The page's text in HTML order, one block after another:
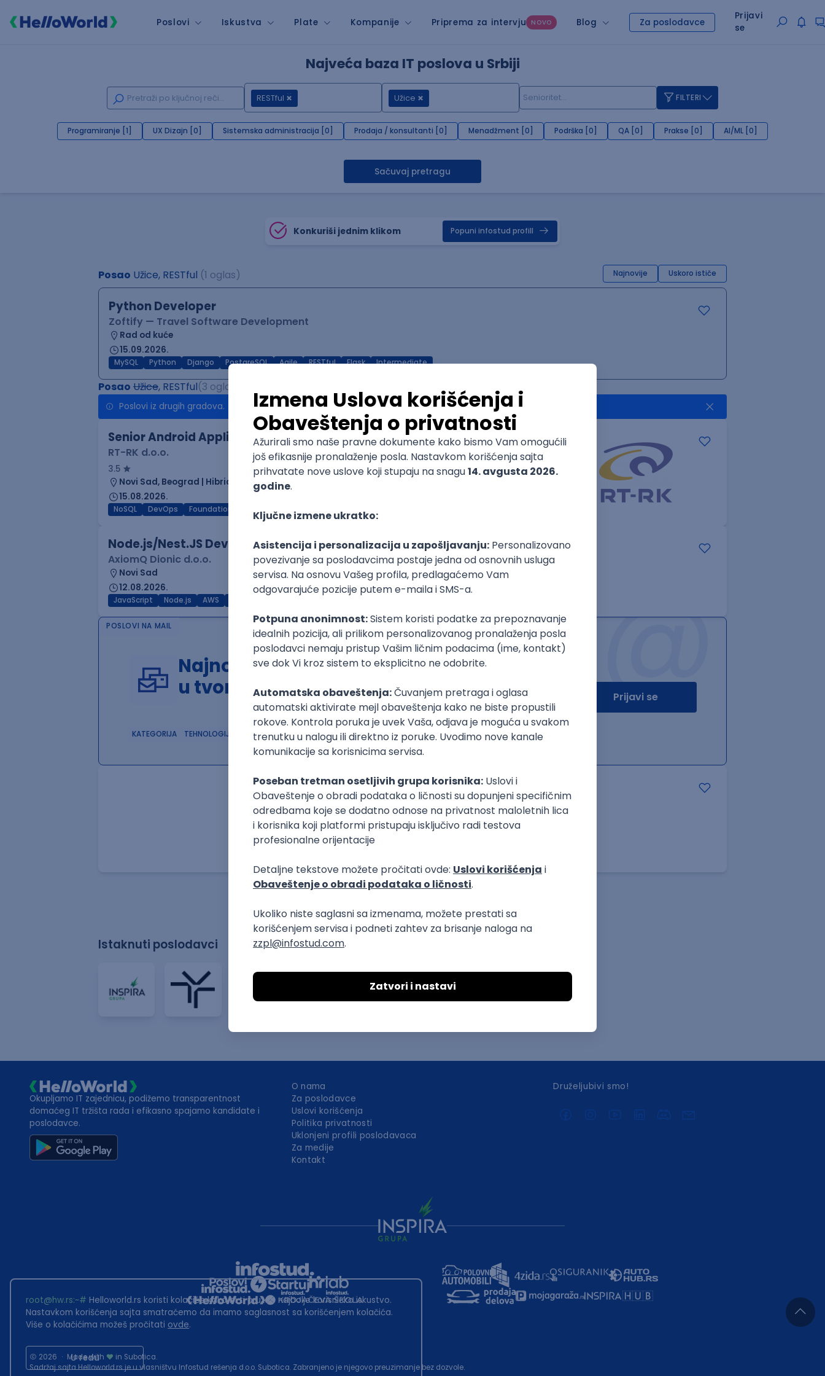
Poslovi Iskustva Plate Kompanije Priprema za intervju NOVO Blog Za poslodavce
Prijavi
se
Najveća baza IT poslova u Srbiji
RESTful Užice FILTERI
Programiranje [1] UX Dizajn [0] Sistemska administracija [0] Prodaja / konsultanti [0] Menadžment [0] Podrška [0] QA [0] Prakse [0] AI/ML [0]
Sačuvaj pretragu
Konkuriši jednim klikom Popuni infostud profill
Posao Užice, RESTful (1 oglas) Najnovije Uskoro ističe
Python Developer
Zoftify — Travel Software Development
Rad od kuće
15.09.2026.
MySQL Python Django PostgreSQL Agile RESTful Flask Intermediate
Posao Užice, RESTful(3 oglasa)
Poslovi iz drugih gradova.
Senior Android Application Developer
RT-RK d.o.o.
3.5
Novi Sad, Beograd | Hibrid
15.08.2026.
NoSQL DevOps Foundation NodeJS TypeScript
Node.js/Nest.JS Developer (intermediate/senior)
AxiomQ Dionic d.o.o.
Novi Sad
12.08.2026.
JavaScript Node.js AWS @
POSLOVI NA MAIL
Najnoviji poslovi svakog dana
u tvom inboxu
Prijavi se
KATEGORIJA TEHNOLOGIJA POSLODAVAC GRAD SENIORITET NAČIN RADA
.NET Software Developer
Istaknuti poslodavci
Okupljamo IT zajednicu, podižemo transparentnost
domaćeg IT tržišta rada i efikasno spajamo kandidate i
poslodavce.
O nama
Za poslodavce
Uslovi korišćenja
Politika privatnosti
Uklonjeni profili poslodavaca
Za medije
Kontakt
Druželjubivi smo!
2026 · Made with
in Subotica.
Sadržaj sajta Helloworld.rs je u vlasništvu Infostud rešenja d.o.o. Subotica. Zabranjeno je njegovo preuzimanje bez dozvole.
root@hw.rs:~# Helloworld.rs koristi kolačiće kako bi ti pružao najbolje korisničko iskustvo.
Nastavkom korišćenja sajta smatraćemo da imamo saglasnost sa korišćenjem kolačića.
Više o kolačićima možeš pročitati ovde.
U redu